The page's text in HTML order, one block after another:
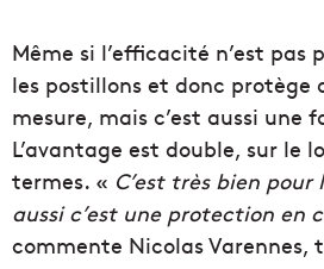
Même si l’efficacité n’est pas
les postillons et donc protège
mesure, mais c’est aussi une
L’avantage est double, sur le
termes. « C’est très bien pour
aussi c’est une protection en
commente Nicolas Varennes,